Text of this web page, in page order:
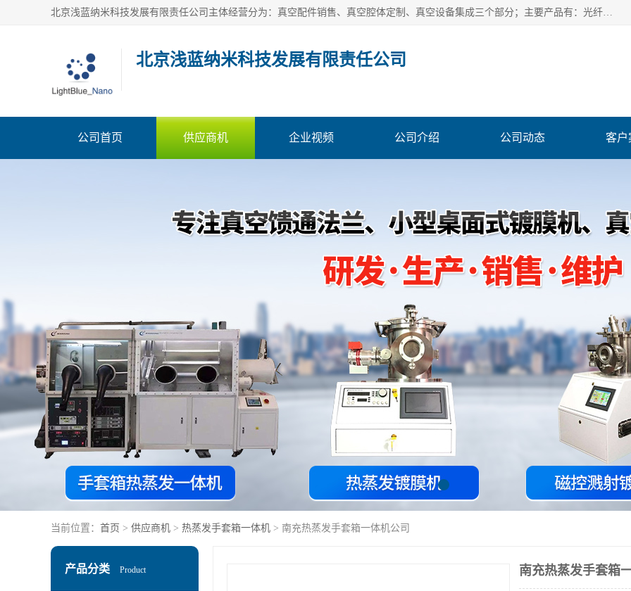
北京浅蓝纳米科技发展有限责任公司主体经营分为：真空配件销售、真空腔体定制、真空设备集成三个部分；主要产品有：光纤真空馈通法兰、光纤真空法兰、光纤法兰、低损耗光纤真空法兰；源瓶、ALD源瓶、MO源瓶、CVD源瓶、50ml源瓶现货、隔膜阀、波纹管密封阀；真空航插电极法兰、电极法兰、真空法兰、信号法兰、陶封电极法兰、D型真空电极；真空腔体定制、磁控溅射、热蒸发镀膜机、PE-CVD、ALD；
北京浅蓝纳米科技发展有限责任公司
公司首页 供应商机 企业视频 公司介绍 公司动态 客户
当前位置： 首页 > 供应商机 > 热蒸发手套箱一体机 > 南充热蒸发手套箱一体机公司
产品分类 Product 南充热蒸发手套箱